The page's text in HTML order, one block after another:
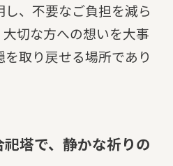
、不要なご負担を減ら
切な方への想いを大事
取り戻せる場所であり
塔で、静かな祈りの